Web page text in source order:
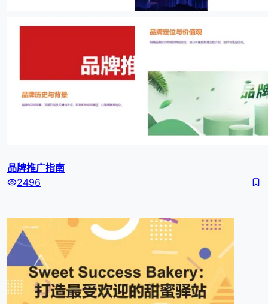
品牌推广指南
2496